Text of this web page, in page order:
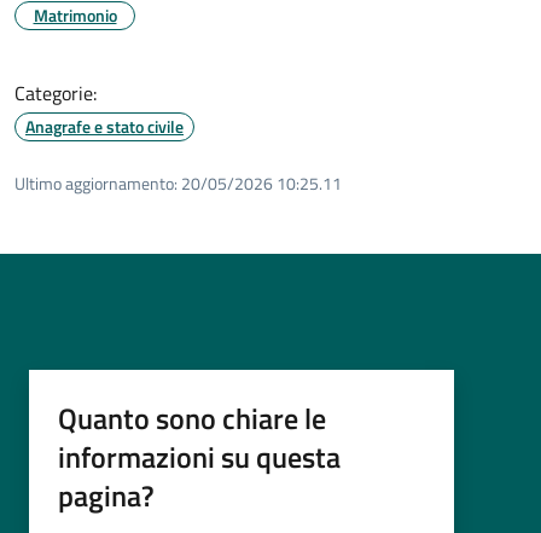
Matrimonio
Categorie:
Anagrafe e stato civile
Ultimo aggiornamento: 20/05/2026 10:25.11
Quanto sono chiare le
informazioni su questa
pagina?